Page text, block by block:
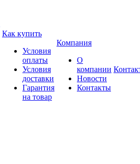
Как купить
Условия
оплаты
Условия
доставки
Гарантия
на товар
Компания
О
компании
Новости
Контакты